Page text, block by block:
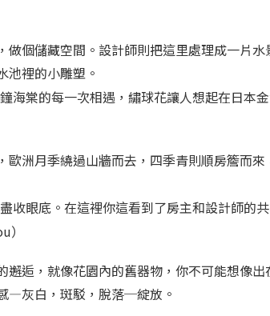
個儲藏空間。設計師則把這里處理成一片
池裡的小雕塑。
海棠的每一次相遇，繡球花讓人想起在日本
洲月季繞過山牆而去，四季青則順房簷而
收眼底。在這裡你這看到了房主和設計師的
逅，就像花園內的舊器物，你不可能想像
—灰白，斑駁，脫落─綻放。